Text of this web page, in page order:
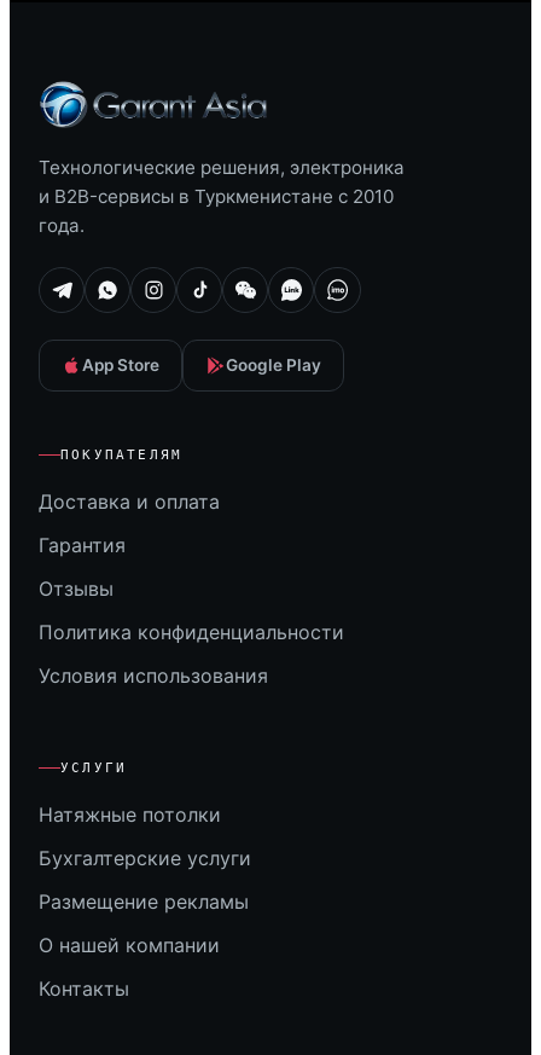
Технологические решения, электроника
и B2B-сервисы в Туркменистане с 2010
года.
App Store Google Play
ПОКУПАТЕЛЯМ
Доставка и оплата
Гарантия
Отзывы
Политика конфиденциальности
Условия использования
УСЛУГИ
Натяжные потолки
Бухгалтерские услуги
Размещение рекламы
О нашей компании
Контакты